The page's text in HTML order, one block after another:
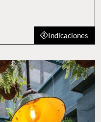
Indicaciones